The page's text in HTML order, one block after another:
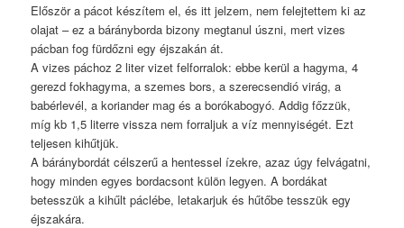
Először a pácot készítem el, és itt jelzem, nem felejtettem ki az
olajat – ez a bárányborda bizony megtanul úszni, mert vizes
pácban fog fürdőzni egy éjszakán át.
A vizes páchoz 2 liter vizet felforralok: ebbe kerül a hagyma, 4
gerezd fokhagyma, a szemes bors, a szerecsendió virág, a
babérlevél, a koriander mag és a borókabogyó. Addig főzzük,
míg kb 1,5 literre vissza nem forraljuk a víz mennyiségét. Ezt
teljesen kihűtjük.
A báránybordát célszerű a hentessel ízekre, azaz úgy felvágatni,
hogy minden egyes bordacsont külön legyen. A bordákat
betesszük a kihűlt páclébe, letakarjuk és hűtőbe tesszük egy
éjszakára.